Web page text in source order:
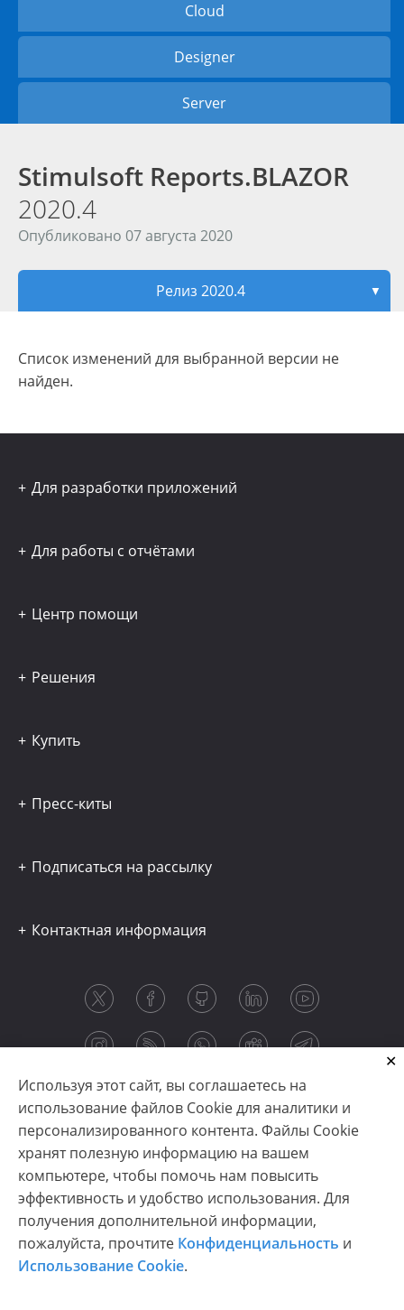
Cloud
Designer
Server
Stimulsoft Reports.BLAZOR
2020.4
Опубликовано 07 августа 2020
Релиз 2020.4 ▼
Список изменений для выбранной версии не
найден.
Используя этот сайт, вы соглашаетесь на
использование файлов Cookie для аналитики и
персонализированного контента. Файлы Cookie
хранят полезную информацию на вашем
компьютере, чтобы помочь нам повысить
эффективность и удобство использования. Для
получения дополнительной информации,
пожалуйста, прочтите Конфиденциальность и
Использование Cookie.
Для разработки приложений
Для работы с отчётами
Центр помощи
Решения
Купить
Пресс-киты
Подписаться на рассылку
Контактная информация
Copyright © 2003-2026 CloudReports sp. z o.o. (dba
Stimulsoft). All rights reserved.
Конфиденциальность